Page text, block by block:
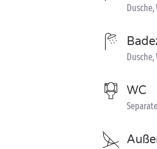
Dusche,
WC